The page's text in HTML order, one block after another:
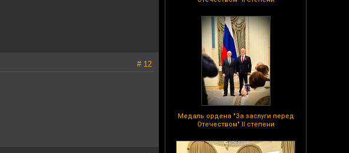
Медаль ордена "За заслуги перед
Отечеством" II степени
# 12